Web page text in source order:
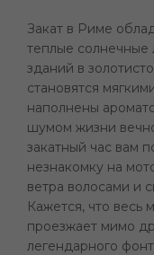
Закат в Риме
теплые
зданий в
становятся
наполнены
шумом жизни
закатный час вам
незнакомку на
ветра волосами и
Кажется, что весь
проезжает мимо
легендарного